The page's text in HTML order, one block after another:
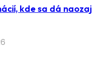
kde sa dá naozaj